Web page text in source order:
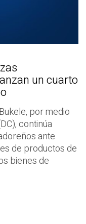
un cuarto
por medio
continúa
ante
de productos de
bienes de